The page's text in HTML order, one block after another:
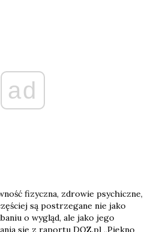
ad
fizyczna, zdrowie psychiczne,
są postrzegane nie jako
o wygląd, ale jako jego
się z raportu DOZ.pl „Piękno